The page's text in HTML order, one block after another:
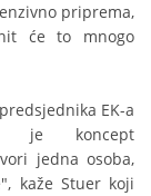
priprema,
će to mnogo
EK-a
je koncept
jedna osoba,
kaže Stuer koji